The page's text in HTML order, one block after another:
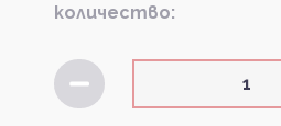
количество: